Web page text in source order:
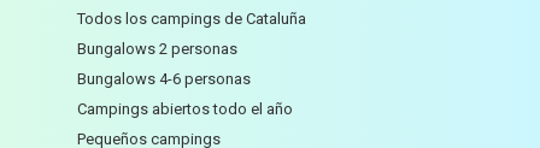
Todos los campings de Cataluña
Bungalows 2 personas
Bungalows 4-6 personas
Campings abiertos todo el año
Pequeños campings